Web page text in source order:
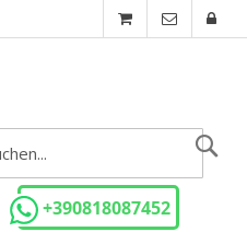
+390818087452